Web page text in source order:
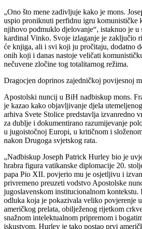
„Ono što mene zadivljuje kako je mons.
uspio proniknuti perfidnu igru komunističke
njihovo podmuklo djelovanje“, istaknuo je u
kardinal Vinko. Svoje izlaganje je zaključio
će knjiga, ali i svi koji ju pročitaju, dodatno
onih koji i danas nastoje veličati
nečuvene zločine tog totalitarnog režima.
Dragocjen doprinos zajedničkoj povijesnoj
Apostolski nuncij u BiH nadbiskup mons.
je kazao kako objavljivanje djela
arhiva Svete Stolice predstavlja izvanredno
za dublje i dokumentirano razumijevanje
u jugoistočnoj Europi, u kritičnom i
nakon Drugoga svjetskog rata.
„Nadbiskup Joseph Patrick Hurley bio je
hrabra figura vatikanske diplomacije 20.
papa Pio XII. povjerio mu je osjetljivu i
privremeno preuzeti vodstvo Apostolske
jugoslavenskom institucionalnom kontekstu.
odluka koja je pokazivala veliko povjerenje
američkog prelata, obilježenog rijetkom
snažnom intelektualnom pripremom i
iskustvom. Hurley je tako postao prvi